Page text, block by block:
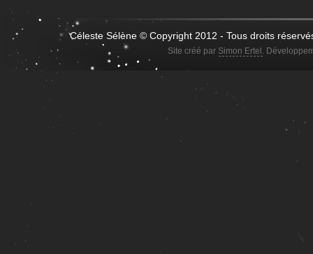
Céleste Sélène © Copyright 2012 - Tous droits
Site créé par Simon Ertel .